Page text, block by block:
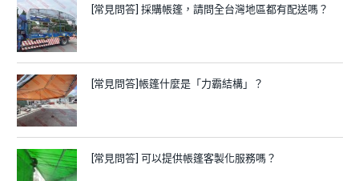
[常見問答] 採購帳篷，請問全台灣地區都有配送嗎？
[常見問答]帳篷什麼是「力霸結構」？
[常見問答] 可以提供帳篷客製化服務嗎？